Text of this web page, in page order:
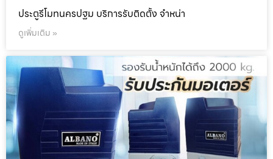
ประตูรีโมทนครปฐม บริการรับติดตั้ง จำหน่า
ดูเพิ่มเติม »